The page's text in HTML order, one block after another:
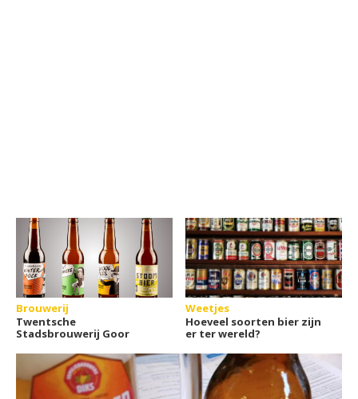
Brouwerij
Twentsche
Stadsbrouwerij Goor
Weetjes
Hoeveel soorten bier zijn
er ter wereld?